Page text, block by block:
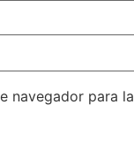
navegador para